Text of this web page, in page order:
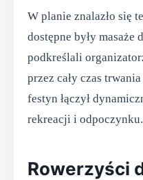
W planie znalazło się
dostępne były
podkreślali
przez cały czas
festyn łączył
rekreacji i odpoczynku.
Rowerzyści